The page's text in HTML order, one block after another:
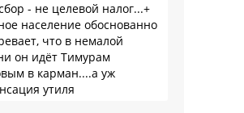
- не целевой налог...+
население обоснованно
что в немалой
он идёт Тимурам
в карман....а уж
утиля